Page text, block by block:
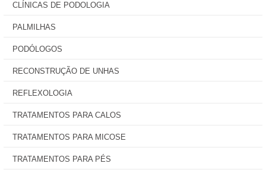
CLÍNICAS DE PODOLOGIA
PALMILHAS
PODÓLOGOS
RECONSTRUÇÃO DE UNHAS
REFLEXOLOGIA
TRATAMENTOS PARA CALOS
TRATAMENTOS PARA MICOSE
TRATAMENTOS PARA PÉS